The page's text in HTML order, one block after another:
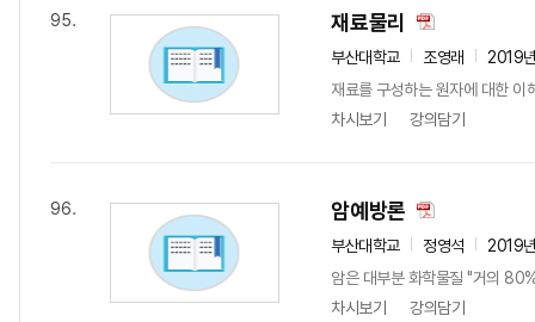
95. 재료물리
부산대학교 조영래
2019
재료를 구성하는 원자에 대한 이
차시보기
강의담기
96. 암예방론
부산대학교 정영석
2019
암은 대부분 화학물질 "거의
차시보기
강의담기